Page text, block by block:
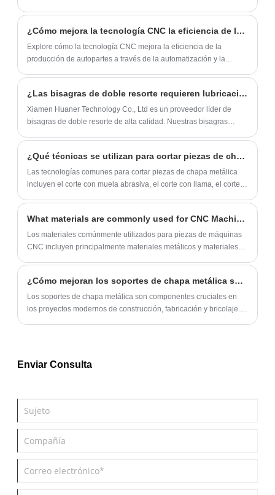
tocadores y sillas.
procesamiento. Estos componentes encuentran aplicaciones en
diversos sectores, incluidos la fabricación de automóviles, la
electrónica, la construcción y el aeroespacial. En este artículo,
tecnologías de procesamiento comunes.
¿Cómo mejora la tecnología CNC la eficiencia de la producción de autopartes?
Explore cómo la tecnología CNC mejora la eficiencia de la
producción de autopartes a través de la automatización y la
¿Las bisagras de doble resorte requieren lubricación?
Xiamen Huaner Technology Co., Ltd es un proveedor líder de
bisagras de doble resorte de alta calidad. Nuestras bisagras
¿Qué técnicas se utilizan para cortar piezas de chapa metálica?
‌Las tecnologías comunes para cortar piezas de chapa metálica
incluyen el corte con muela abrasiva, el corte con llama, el corte
What materials are commonly used for CNC Machine Parts?
Los materiales comúnmente utilizados para piezas de máquinas
CNC incluyen principalmente materiales metálicos y materiales
¿Cómo mejoran los soportes de chapa metálica su proyecto?
Los soportes de chapa metálica son componentes cruciales en
los proyectos modernos de construcción, fabricación y bricolaje.
ingenieros a tomar decisiones informadas.
Enviar Consulta